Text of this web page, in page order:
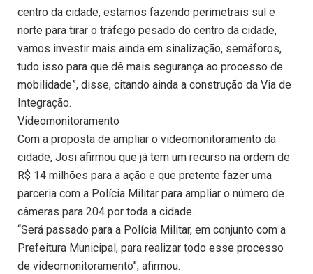
centro da cidade, estamos fazendo perimetrais sul e
norte para tirar o tráfego pesado do centro da cidade,
vamos investir mais ainda em sinalização, semáforos,
tudo isso para que dê mais segurança ao processo de
mobilidade”, disse, citando ainda a construção da Via de
Integração.
Videomonitoramento
Com a proposta de ampliar o videomonitoramento da
cidade, Josi afirmou que já tem um recurso na ordem de
R$ 14 milhões para a ação e que pretente fazer uma
parceria com a Polícia Militar para ampliar o número de
câmeras para 204 por toda a cidade.
“Será passado para a Polícia Militar, em conjunto com a
Prefeitura Municipal, para realizar todo esse processo
de videomonitoramento”, afirmou.